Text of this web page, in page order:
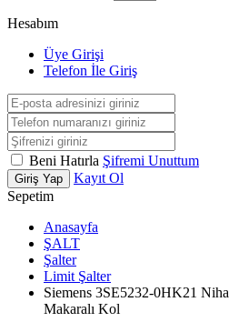
Hesabım
Üye Girişi
Telefon İle Giriş
Beni Hatırla Şifremi Unuttum
Giriş Yap
Kayıt Ol
Sepetim
Anasayfa
ŞALT
Şalter
Limit Şalter
Siemens 3SE5232-0HK21
Makaralı Kol